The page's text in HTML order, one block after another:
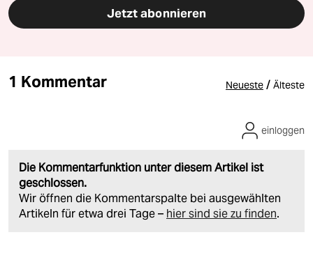
Jetzt abonnieren
1 Kommentar Neueste / Älteste
Die Kommentarfunktion unter diesem Artikel ist
geschlossen.
Wir öffnen die Kommentarspalte bei ausgewählten
Artikeln für etwa drei Tage – hier sind sie zu finden.
einloggen